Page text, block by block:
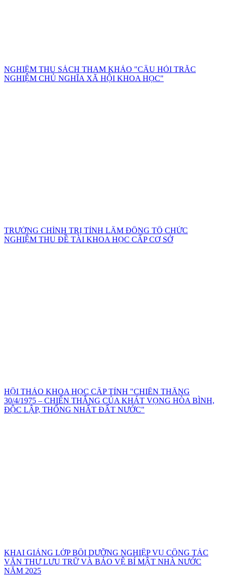
NGHIỆM THU SÁCH THAM KHẢO "CÂU HỎI TRẮC
NGHIỆM CHỦ NGHĨA XÃ HỘI KHOA HỌC"
TRƯỜNG CHÍNH TRỊ TỈNH LÂM ĐỒNG TỔ CHỨC
NGHIỆM THU ĐỀ TÀI KHOA HỌC CẤP CƠ SỞ
HỘI THẢO KHOA HỌC CẤP TỈNH "CHIẾN THẮNG
30/4/1975 – CHIẾN THẮNG CỦA KHÁT VỌNG HÒA BÌNH,
ĐỘC LẬP, THỐNG NHẤT ĐẤT NƯỚC"
KHAI GIẢNG LỚP BỒI DƯỠNG NGHIỆP VỤ CÔNG TÁC
VĂN THƯ LƯU TRỮ VÀ BẢO VỆ BÍ MẬT NHÀ NƯỚC
NĂM 2025